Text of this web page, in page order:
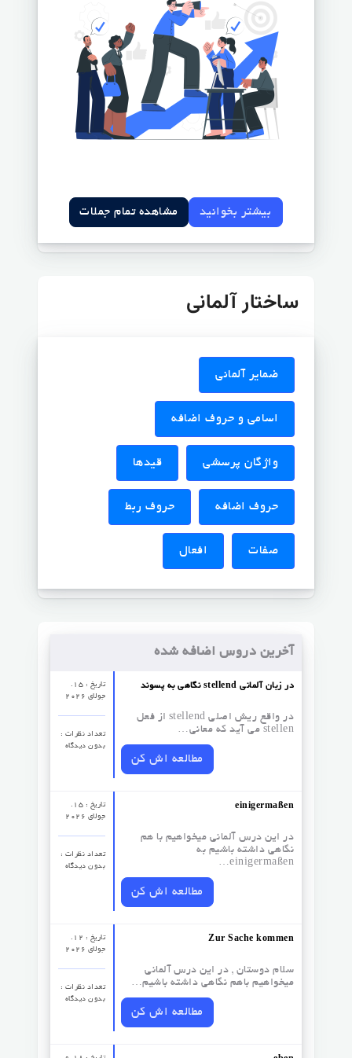
بیشتر بخوانید مشاهده تمام جملات
ساختار آلمانی
ضمایر آلمانی
اسامی و حروف اضافه
واژگان پرسشی قیدها
حروف اضافه حروف ربط
صفات افعال
آخرین دروس اضافه شده
تاریخ : 15.
جولای 2026
تعداد نظرات‌ :
بدون دیدگاه
نگاهی به پسوند stellend در زبان آلمانی
در واقع ریش اصلی stellend از فعل
stellen می آید که معانی…
مطالعه اش کن
تاریخ : 15.
جولای 2026
تعداد نظرات‌ :
بدون دیدگاه
einigermaßen
در این درس آلمانی میخواهیم با هم
نگاهی داشته باشیم به
einigermaßen…
مطالعه اش کن
تاریخ : 12.
جولای 2026
تعداد نظرات‌ :
بدون دیدگاه
Zur Sache kommen
سلام دوستان , در این درس آلمانی
میخواهیم باهم نگاهی داشته باشیم…
مطالعه اش کن